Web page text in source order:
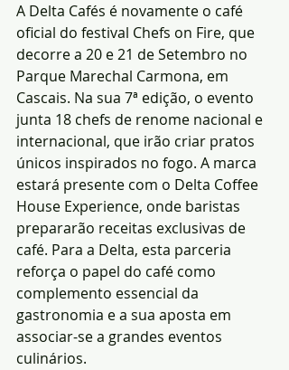
A Delta Cafés é novamente o café
oficial do festival Chefs on Fire, que
decorre a 20 e 21 de Setembro no
Parque Marechal Carmona, em
Cascais. Na sua 7ª edição, o evento
junta 18 chefs de renome nacional e
internacional, que irão criar pratos
únicos inspirados no fogo. A marca
estará presente com o Delta Coffee
House Experience, onde baristas
prepararão receitas exclusivas de
café. Para a Delta, esta parceria
reforça o papel do café como
complemento essencial da
gastronomia e a sua aposta em
associar-se a grandes eventos
culinários.